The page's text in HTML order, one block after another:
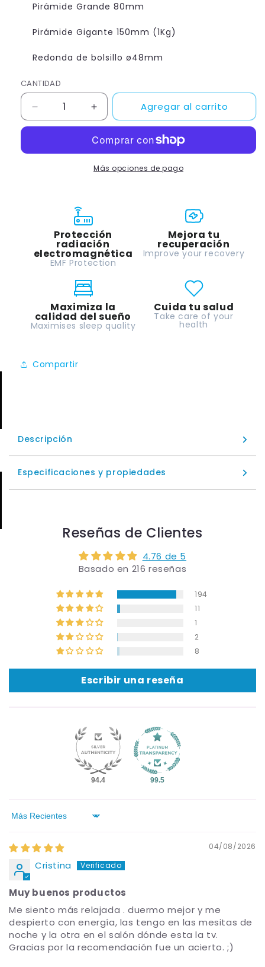
Pirámide Grande 80mm
Pirámide Gigante 150mm (1Kg)
Redonda de bolsillo ø48mm
CANTIDAD
Reducir
cantidad
Transforma
Radiación
Bienestar
Ilimitado
Aumentar
cantidad
para
Electronite
Protección
en
Bienestar
Ilimitado
Agregar al carrito
Más opciones de pago
Protección
radiación
electromagnética
EMF Protection
Mejora tu
recuperación
Improve your recovery
Maximiza la
calidad del sueño
Maximises sleep quality
Cuida tu salud
Take care of your
health
Compartir
Descripción
Especificaciones y propiedades
Reseñas de Clientes
4.76 de 5
Basado en 216 reseñas
194
11
1
2
8
Escribir una reseña
94.4 99.5
Sort by
04/08/2026
Cristina
Muy buenos productos
Me siento más relajada . duermo mejor y me
despierto con energía, las tengo en las mesitas de
noche y la otra en el salón dónde esta la tv.
Gracias por la recomendación fue un acierto. ;)